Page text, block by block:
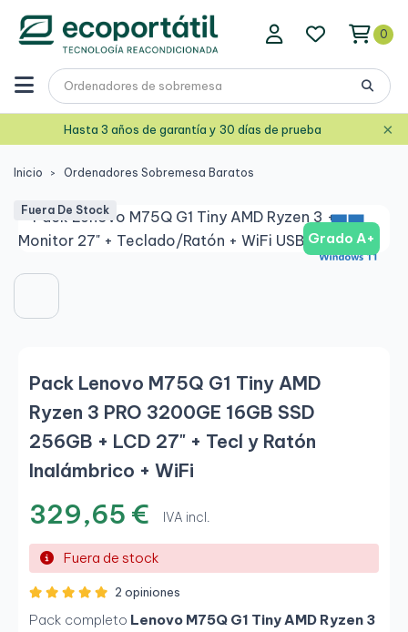
0
Hasta 3 años de garantía y 30 días de prueba ×
Inicio Ordenadores Sobremesa Baratos
Grado A+
Fuera De Stock
Pack Lenovo M75Q G1 Tiny AMD
Ryzen 3 PRO 3200GE 16GB SSD
256GB + LCD 27" + Tecl y Ratón
Inalámbrico + WiFi
329,65 € IVA incl.
Fuera de stock
2 opiniones
Pack completo Lenovo M75Q G1 Tiny AMD Ryzen 3